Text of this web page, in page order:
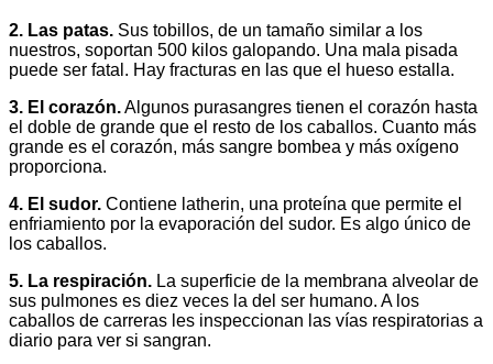
2. Las patas. Sus tobillos, de un tamaño similar a los
nuestros, soportan 500 kilos galopando. Una mala pisada
puede ser fatal. Hay fracturas en las que el hueso estalla.
3. El corazón.Algunos purasangres tienen el corazón hasta
el doble de grande que el resto de los caballos. Cuanto más
grande es el corazón, más sangre bombea y más oxígeno
proporciona.
4. El sudor. Contiene latherin, una proteína que permite el
enfriamiento por la evaporación del sudor. Es algo único de
los caballos.
5. La respiración. La superficie de la membrana alveolar de
sus pulmones es diez veces la del ser humano. A los
caballos de carreras les inspeccionan las vías respiratorias a
diario para ver si sangran.